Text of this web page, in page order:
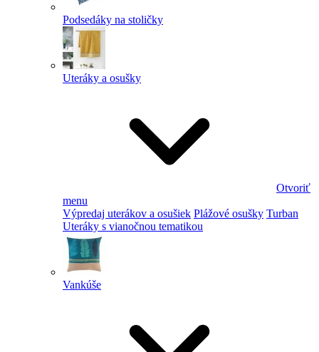
Podsedáky na stoličky
Uteráky a osušky
Otvoriť
menu
Výpredaj uterákov a osušiek Plážové osušky Turban
Uteráky s vianočnou tematikou
Vankúše